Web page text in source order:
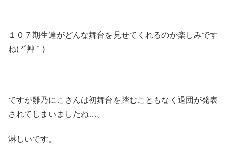
１０７期生達がどんな舞台を見せてくれるのか楽しみです
ね( *´艸｀)
ですが雛乃にこさんは初舞台を踏むこともなく退団が発表
されてしまいましたね…。
淋しいです。